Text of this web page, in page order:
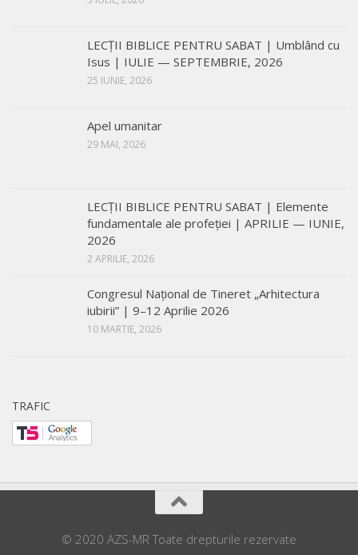
LECŢII BIBLICE PENTRU SABAT | Umblând cu
Isus | IULIE — SEPTEMBRIE, 2026
25 IUNIE, 2026
Apel umanitar
29 MAI, 2026
LECŢII BIBLICE PENTRU SABAT | Elemente
fundamentale ale profeției | APRILIE — IUNIE,
2026
2 APRILIE, 2026
Congresul Național de Tineret „Arhitectura
iubirii” | 9–12 Aprilie 2026
10 MARTIE, 2026
TRAFIC
© 2020 AZS-MR Toate drepturile rezervate